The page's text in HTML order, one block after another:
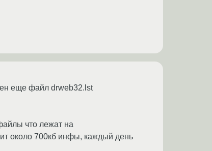
еще файл drweb32.lst
что лежат на
около 700кб инфы, каждый день